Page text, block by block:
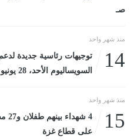
صـ
منذ شهر واحد
14
توجيهات رئاسية جديدة
السويساليوم الأحد، 28 يونيو 2026 01:52 مـ
منذ شهر واحد
15
4
على قطاع غزة